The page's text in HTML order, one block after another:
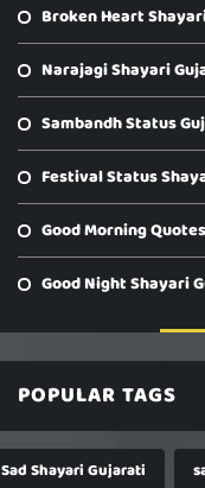
Broken Heart
Narajagi Shayari
Sambandh Status
Festival Status
Good Morning
Good Night Shayari
POPULAR TAGS
Sad Shayari Gujarati